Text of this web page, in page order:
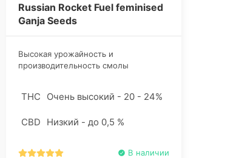
Russian Rocket Fuel feminised
Ganja Seeds
Высокая урожайность и
производительность смолы
изготовления высококлассного
THC Очень высокий - 20 - 24%
CBD Низкий - до 0,5 %
В наличии